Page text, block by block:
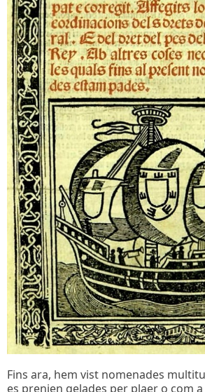
Fins ara, hem vist nomenades
es prenien gelades per plaer o com a